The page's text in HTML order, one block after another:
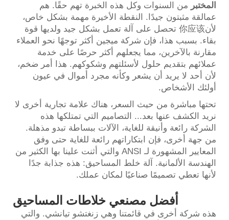
المختبر من السنوات وكل هذه الخبرة تهم حقًا. هم
عمالقة مثبتون جيدًا. النقطة الأخيرة مهمة بشكل خاص،
لأن你应该 تحصل على آلة تعمل بشكل جيد ولديها قوة
بقاء. بسبب هذا، فإن شركة ميجين أكثر توجهًا نحو العملاء
مقارنة بالآخرين، مما يجعلهم أكثر حرصًا على خدمة
عملائهم بتقديم حلول لأسئلتهم وشكوكهم. هذا أمر ضخم،
لأن أحد لا يريد أن يشعر وكأنه مجرد أموال في عيون
أولئك الأشخاص.
تحتها مباشرة من حيث السعر، هناك علامة تجارية أخرى لا
نريد الكشف عنها بعد... التصاميم التي تمتلكها هذه
الشركة رائعة وأنيقة للغاية، الآلات ببساطة تبدو مذهلة.
من جهة أخرى، فإن ابتكاراتهم رائعة للغاية حتى وفق
المعايير المشهورة لـ ANSI والتي أثنت علينا بها الكثير من
الهندسة الألمانية. آلة خلط المساحيق: هذه جذابة جدًا
لأنها تعطي تصميمًا صناعيًا لمكان عملك.
أفضل مصنعي خلاطات المساحيق
هذه شركة أخرى في قائمتنا وهي زنغتشو تيانشي. والتي